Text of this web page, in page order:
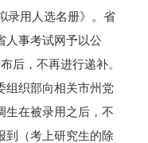
录用人选名册》。省
人事考试网予以公
后，不再进行递补。
组织部向相关市州党
生在被录用之后，不
到（考上研究生的除